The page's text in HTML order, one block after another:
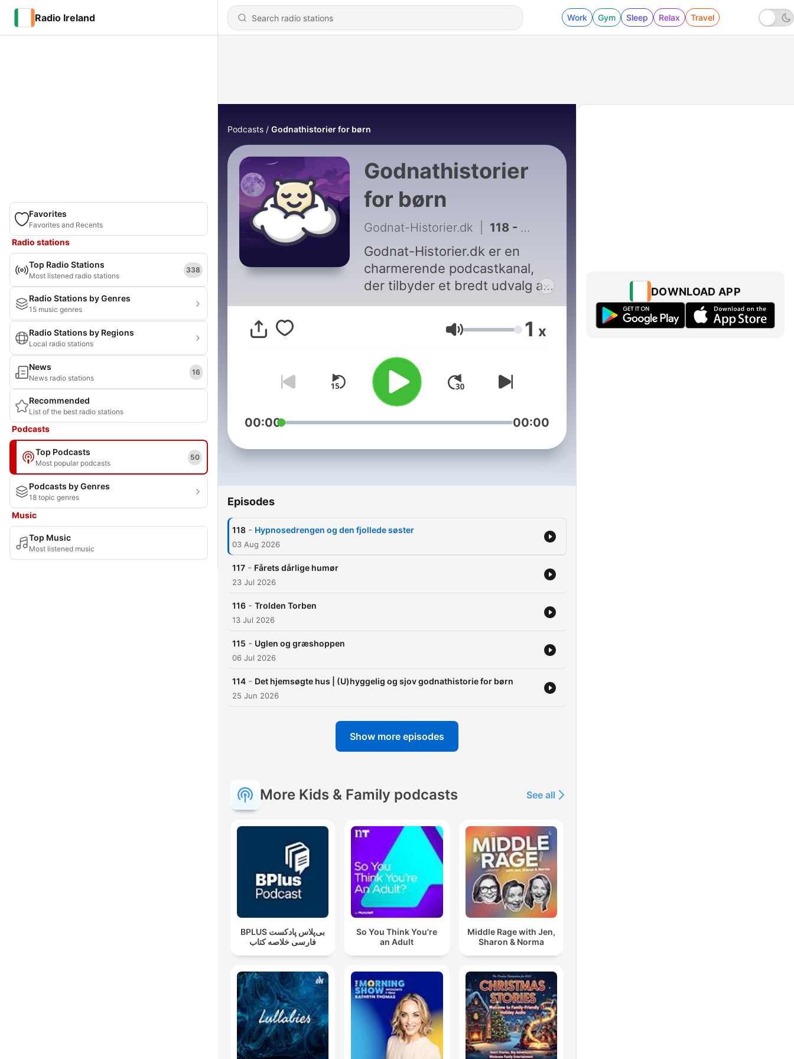
Radio Ireland Work Gym Sleep Relax Travel
Favorites
Favorites and Recents
Radio stations
Top Radio Stations
Most listened radio stations
338
Radio Stations by Genres
15 music genres
Radio Stations by Regions
Local radio stations
News
News radio stations
16
Recommended
List of the best radio stations
Podcasts
Top Podcasts
Most popular podcasts
50
Podcasts by Genres
18 topic genres
Music
Top Music
Most listened music
Podcasts Godnathistorier for børn
Godnathistorier
for børn
Godnat-Historier.dk 118 - Hypnosedrengen og den fjollede søster
Godnat-Historier.dk er en
charmerende podcastkanal,
der tilbyder et bredt udvalg af
godnathistorier til børn. Disse
historier, som spænder fra
klassiske eventyr til moderne
fortællinger, er perfekte til at
skabe en rolig og hyggelig
stemning inden sengetid.
Kanalen er et ideelt valg for
forældre, der ønsker at
glæden ved historiefortælling
Med en blanding af indhold på
kanalen, er der rig mulighed for
Volume 1 x
00:00 00:00
Episodes
118 - Hypnosedrengen og den fjollede søster
03 Aug 2026
117 - Fårets dårlige humør
23 Jul 2026
116 - Trolden Torben
13 Jul 2026
115 - Uglen og græshoppen
06 Jul 2026
114 - Det hjemsøgte hus | (U)hyggelig og sjov godnathistorie for børn
25 Jun 2026
Show more episodes
More Kids & Family podcasts See all
‌BPLUS بی‌پلاس پادکست
فارسی خلاصه کتاب
So You Think You're
an Adult
Middle Rage with Jen,
Sharon & Norma
DOWNLOAD APP